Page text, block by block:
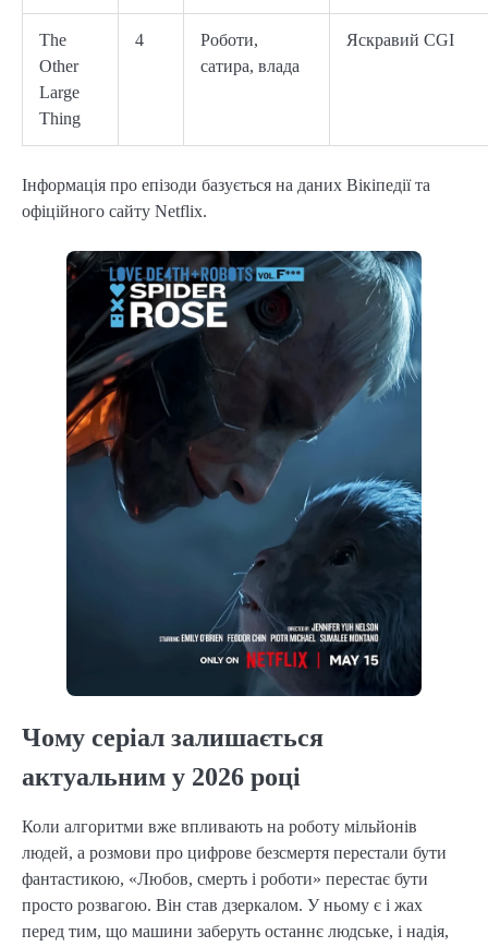
The
Other
Large
Thing
4
Роботи,
сатира, влада
Яскравий CGI
Інформація про епізоди базується на даних Вікіпедії та
офіційного сайту Netflix.
Чому серіал залишається
актуальним у 2026 році
Коли алгоритми вже впливають на роботу мільйонів
людей, а розмови про цифрове безсмертя перестали бути
фантастикою, «Любов, смерть і роботи» перестає бути
просто розвагою. Він став дзеркалом. У ньому є і жах
перед тим, що машини заберуть останнє людське, і надія,